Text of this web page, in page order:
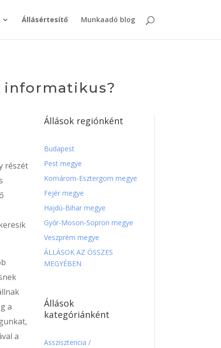
Állásértesítő Munkaadó blog
informatikus?
részét
a
a
Állások regiónként
Budapest
Pest megye
Komárom-Esztergom megye
Fejér megye
Hajdú-Bihar megye
Győr-Moson-Sopron megye
Veszprém megye
ÁLLÁSOK AZ ÖSSZES
MEGYÉBEN
Állások
kategóriánként
Asszisztencia /